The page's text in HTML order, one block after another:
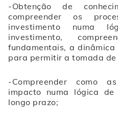
-Obtenção de
compreender os
investimento numa
investimento,
fundamentais, a
para permitir a tomada de
-Compreender como
impacto numa lógica
longo prazo;